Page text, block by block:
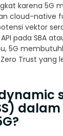
karena 5G
cloud-native
vektor
pada SBA
5G
Trust yang